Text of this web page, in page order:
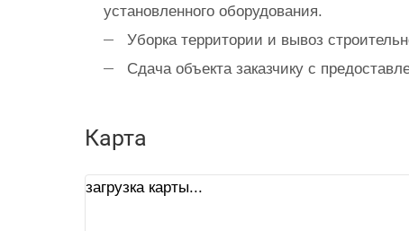
установленного оборудования.
Уборка территории и вывоз
Сдача объекта заказчику с
Карта
загрузка карты...